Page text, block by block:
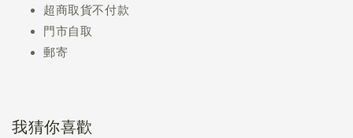
超商取貨不付款
門市自取
郵寄
我猜你喜歡